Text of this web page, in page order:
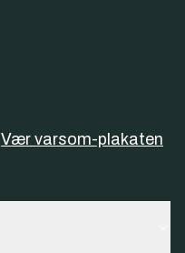
Vær varsom-plakaten